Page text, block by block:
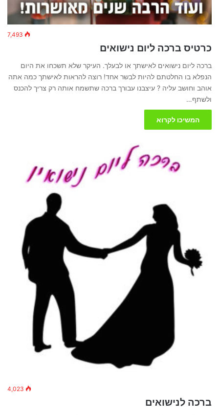
כרטיס ברכה ליום נישואים
ברכה ליום נישואים לאישתך או לבעלך. העיקר שלא תשכחו את היום
הנפלא בו החלטתם להיות לבשר אחד! רוצה להראות לאישתך כמה אתה
אוהב וחושב עליה ? עיצבנו עבורך ברכה שתשמח אותה רק צריך להכנס
ולשתף…
המשיכו לקרוא
ברכה לנישואים